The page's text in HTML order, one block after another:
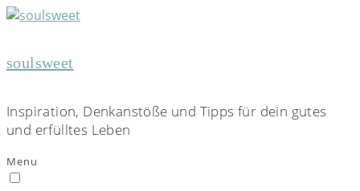
soulsweet
Inspiration, Denkanstöße und Tipps für dein gutes
und erfülltes Leben
Menu